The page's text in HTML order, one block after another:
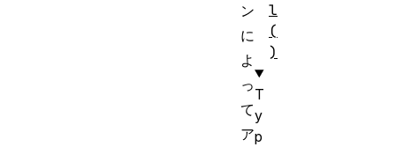
ン
に
よ
っ
て
ア
l
(
)
T
y
p